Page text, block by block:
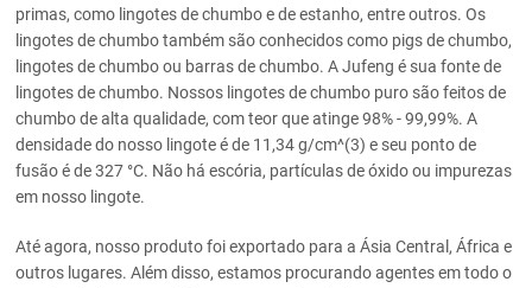
primas, como lingotes de chumbo e de estanho, entre outros. Os
lingotes de chumbo também são conhecidos como pigs de chumbo,
lingotes de chumbo ou barras de chumbo. A Jufeng é sua fonte de
lingotes de chumbo. Nossos lingotes de chumbo puro são feitos de
chumbo de alta qualidade, com teor que atinge 98% - 99,99%. A
densidade do nosso lingote é de 11,34 g/cm^(3) e seu ponto de
fusão é de 327 °C. Não há escória, partículas de óxido ou impurezas
em nosso lingote.
Até agora, nosso produto foi exportado para a Ásia Central, África e
outros lugares. Além disso, estamos procurando agentes em todo o